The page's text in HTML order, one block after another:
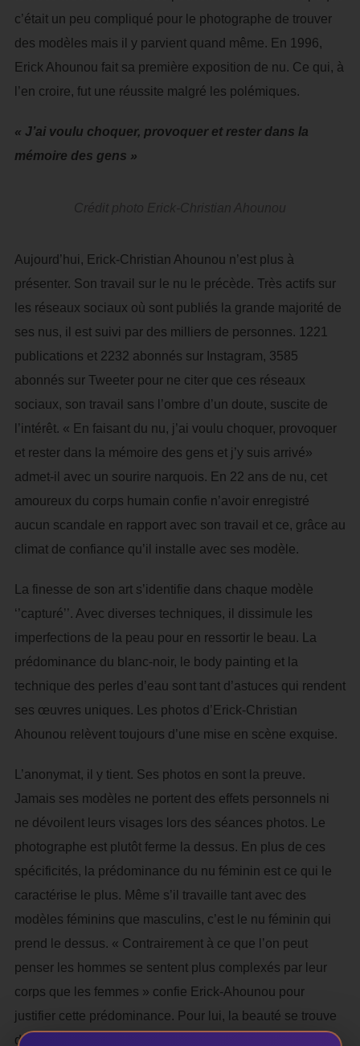
c’était un peu compliqué pour le photographe de trouver
des modèles mais il y parvient quand même. En 1996,
Erick Ahounou fait sa première exposition de nu. Ce qui, à
l’en croire, fut une réussite malgré les polémiques.
« J’ai voulu choquer, provoquer et rester dans la
mémoire des gens »
Crédit photo Erick-Christian Ahounou
Aujourd’hui, Erick-Christian Ahounou n’est plus à
présenter. Son travail sur le nu le précède. Très actifs sur
les réseaux sociaux où sont publiés la grande majorité de
ses nus, il est suivi par des milliers de personnes. 1221
publications et 2232 abonnés sur Instagram, 3585
abonnés sur Tweeter pour ne citer que ces réseaux
sociaux, son travail sans l’ombre d’un doute, suscite de
l’intérêt. « En faisant du nu, j’ai voulu choquer, provoquer
et rester dans la mémoire des gens et j’y suis arrivé»
admet-il avec un sourire narquois. En 22 ans de nu, cet
amoureux du corps humain confie n’avoir enregistré
aucun scandale en rapport avec son travail et ce, grâce au
climat de confiance qu’il installe avec ses modèle.
La finesse de son art s’identifie dans chaque modèle
‘’capturé’’. Avec diverses techniques, il dissimule les
imperfections de la peau pour en ressortir le beau. La
prédominance du blanc-noir, le body painting et la
technique des perles d’eau sont tant d’astuces qui rendent
ses œuvres uniques. Les photos d’Erick-Christian
Ahounou relèvent toujours d’une mise en scène exquise.
L’anonymat, il y tient. Ses photos en sont la preuve.
Jamais ses modèles ne portent des effets personnels ni
ne dévoilent leurs visages lors des séances photos. Le
photographe est plutôt ferme la dessus. En plus de ces
spécificités, la prédominance du nu féminin est ce qui le
caractérise le plus. Même s’il travaille tant avec des
modèles féminins que masculins, c’est le nu féminin qui
prend le dessus. « Contrairement à ce que l’on peut
penser les hommes se sentent plus complexés par leur
corps que les femmes » confie Erick-Ahounou pour
justifier cette prédominance. Pour lui, la beauté se trouve
dans les détails. Elle est une notion relative. L’amoureux